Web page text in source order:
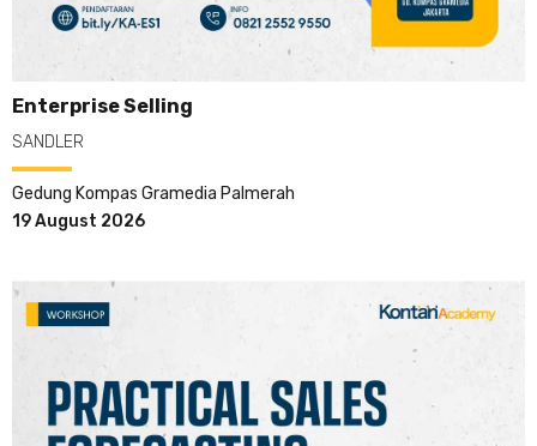
Enterprise Selling
SANDLER
Gedung Kompas Gramedia Palmerah
19 August 2026